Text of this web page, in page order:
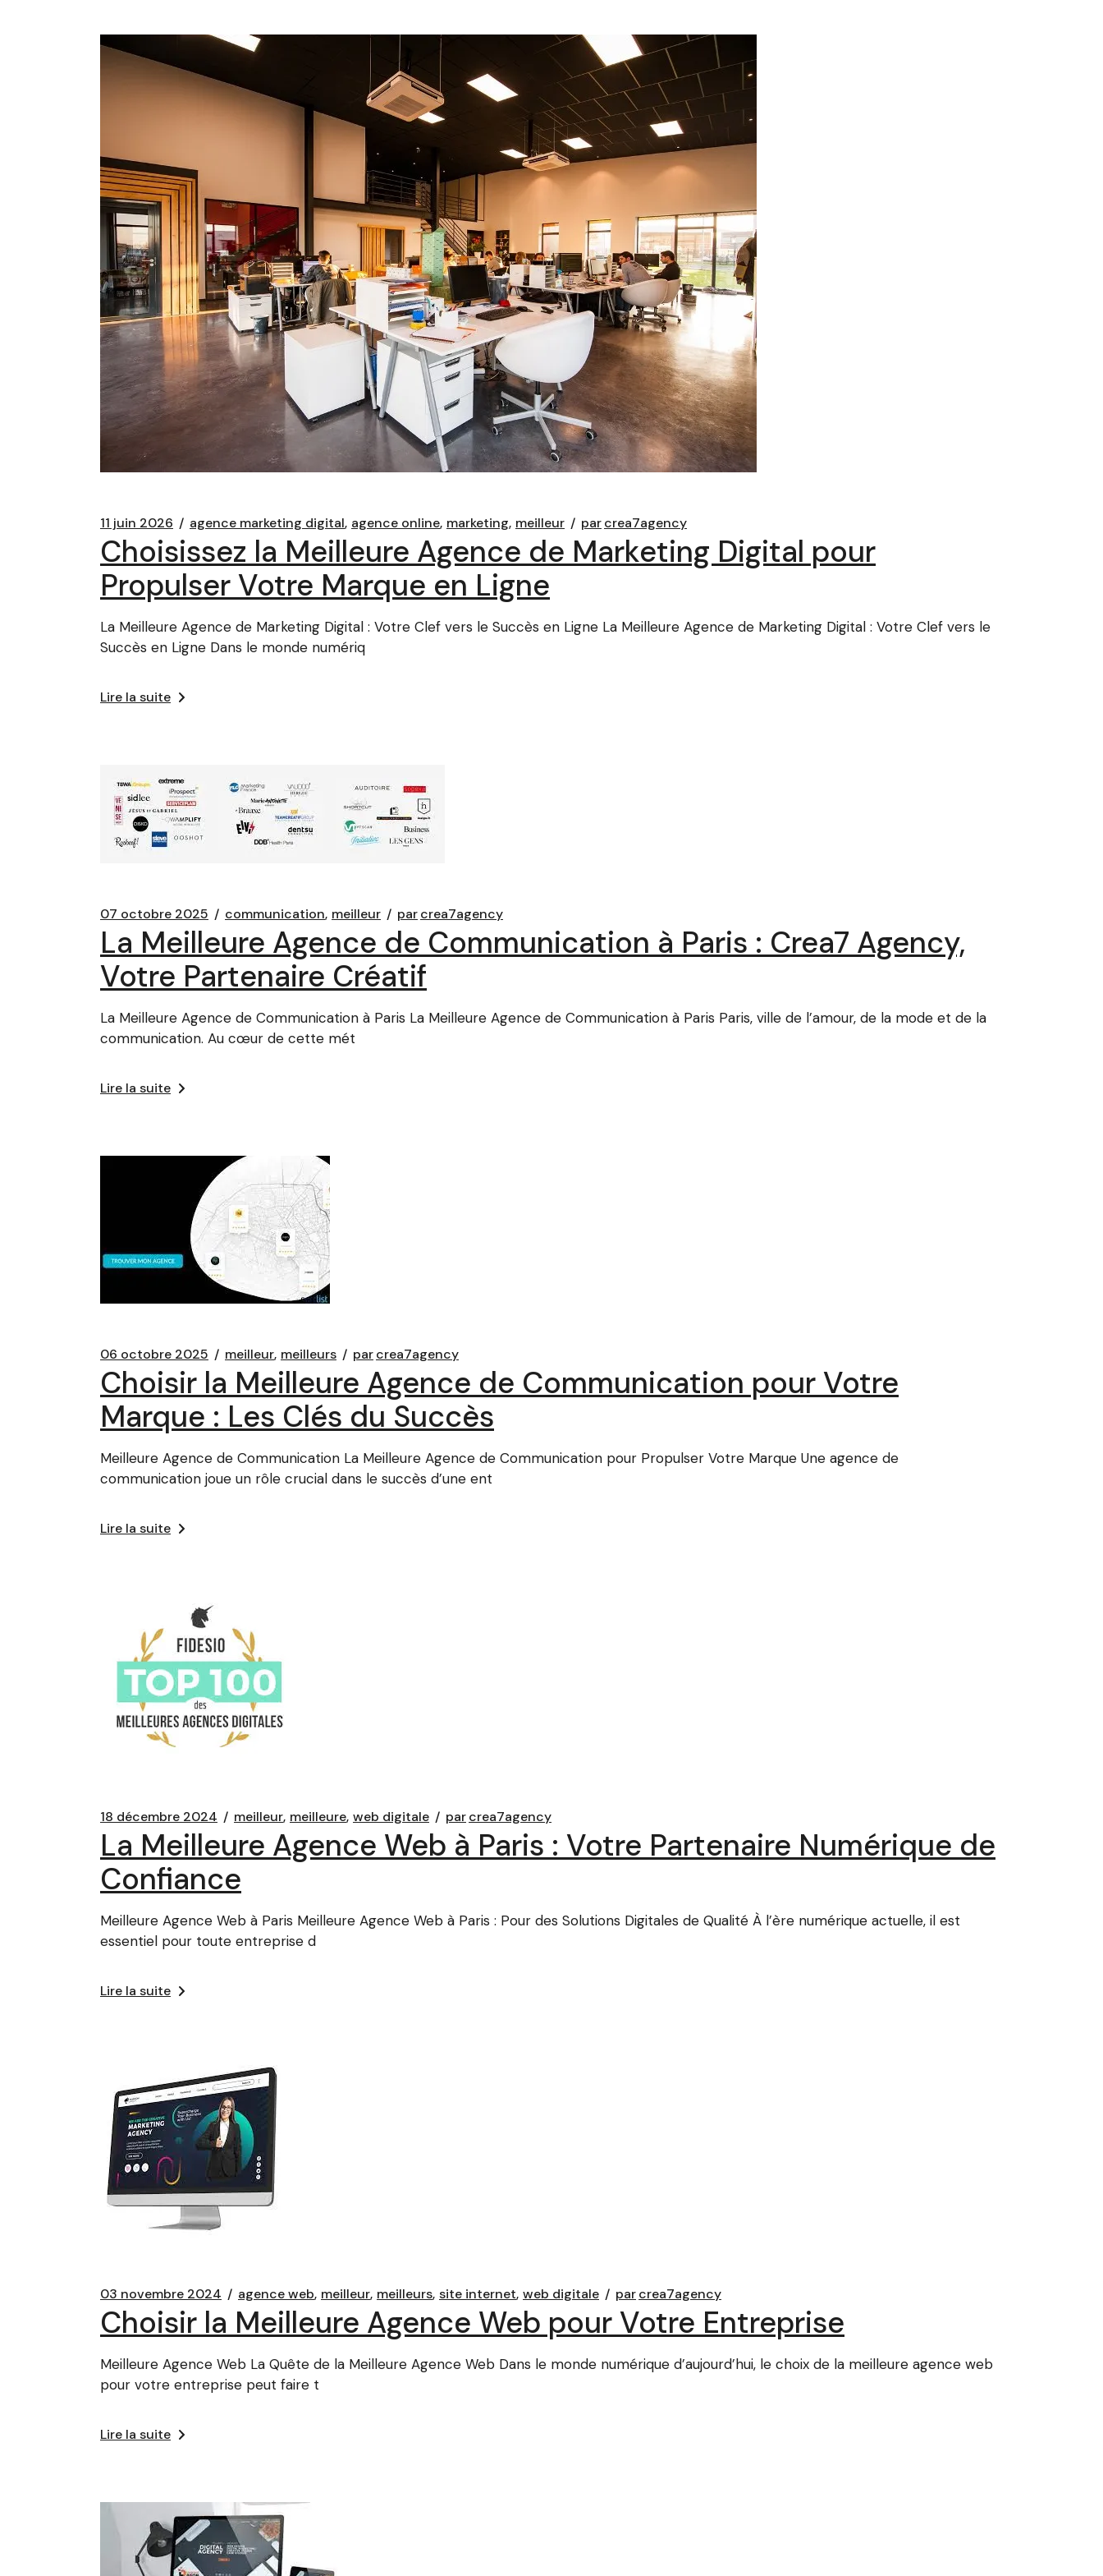
11 juin 2026 agence marketing digital agence online marketing meilleur parcrea7agency
Choisissez la Meilleure Agence de Marketing Digital pour
Propulser Votre Marque en Ligne
La Meilleure Agence de Marketing Digital : Votre Clef vers le Succès en Ligne La Meilleure Agence de Marketing Digital : Votre Clef vers le
Succès en Ligne Dans le monde numériq
Lire la suite
07 octobre 2025 communication meilleur parcrea7agency
La Meilleure Agence de Communication à Paris : Crea7 Agency,
Votre Partenaire Créatif
La Meilleure Agence de Communication à Paris La Meilleure Agence de Communication à Paris Paris, ville de l’amour, de la mode et de la
communication. Au cœur de cette mét
Lire la suite
06 octobre 2025 meilleur meilleurs parcrea7agency
Choisir la Meilleure Agence de Communication pour Votre
Marque : Les Clés du Succès
Meilleure Agence de Communication La Meilleure Agence de Communication pour Propulser Votre Marque Une agence de
communication joue un rôle crucial dans le succès d’une ent
Lire la suite
18 décembre 2024 meilleur meilleure web digitale parcrea7agency
La Meilleure Agence Web à Paris : Votre Partenaire Numérique de
Confiance
Meilleure Agence Web à Paris Meilleure Agence Web à Paris : Pour des Solutions Digitales de Qualité À l’ère numérique actuelle, il est
essentiel pour toute entreprise d
Lire la suite
03 novembre 2024 agence web meilleur meilleurs site internet web digitale parcrea7agency
Choisir la Meilleure Agence Web pour Votre Entreprise
Meilleure Agence Web La Quête de la Meilleure Agence Web Dans le monde numérique d’aujourd’hui, le choix de la meilleure agence web
pour votre entreprise peut faire t
Lire la suite